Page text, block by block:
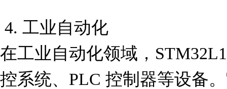
在工业自动化领域，
控系统、PLC 控制器等设备